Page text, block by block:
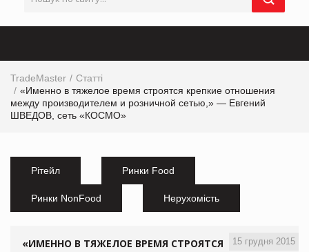
TradeMaster
Статті
«Именно в тяжелое время строятся крепкие отношения
между производителем и розничной сетью,» — Евгений
ШВЕДОВ, сеть «КОСМО»
Рітейл Ринки Food
Ринки NonFood Нерухомість
15 грудня 2015
«ИМЕННО В ТЯЖЕЛОЕ ВРЕМЯ СТРОЯТСЯ